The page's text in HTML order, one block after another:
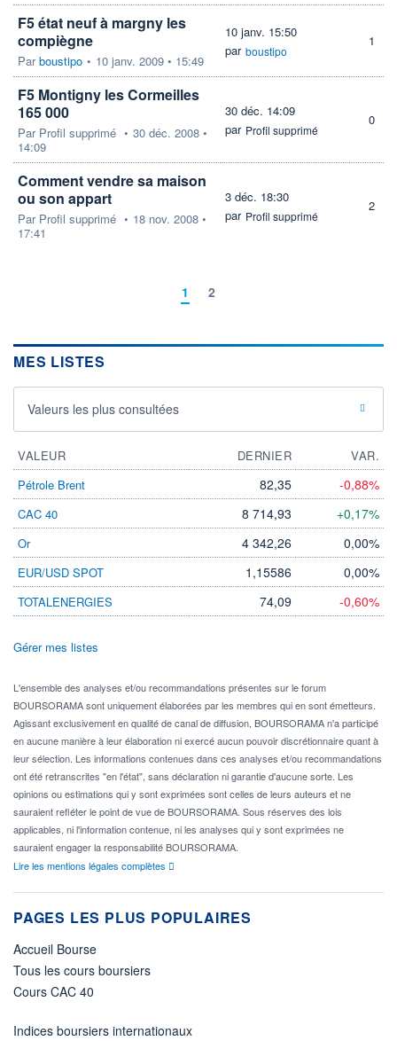
F5 état neuf à margny les
compiègne
Parboustipo • 10 janv. 2009 • 15:49
10 janv. 15:50
par boustipo
1
F5 Montigny les Cormeilles
165 000
Par Profil supprimé • 30 déc. 2008 •
14:09
30 déc. 14:09
par Profil supprimé
0
Comment vendre sa maison
ou son appart
Par Profil supprimé • 18 nov. 2008 •
17:41
3 déc. 18:30
par Profil supprimé
2
1 2
MES LISTES
Valeurs les plus consultées
VALEUR DERNIER
VAR.
Pétrole Brent
82,35 -0,88%
CAC 40 8 714,93 +0,17%
Or 4 342,26 0,00%
EUR/USD SPOT 1,15586 0,00%
TOTALENERGIES 74,09 -0,60%
Gérer mes listes
L'ensemble des analyses et/ou recommandations présentes sur le forum
BOURSORAMA sont uniquement élaborées par les membres qui en sont émetteurs.
Agissant exclusivement en qualité de canal de diffusion, BOURSORAMA n'a participé
en aucune manière à leur élaboration ni exercé aucun pouvoir discrétionnaire quant à
leur sélection. Les informations contenues dans ces analyses et/ou recommandations
ont été retranscrites "en l'état", sans déclaration ni garantie d'aucune sorte. Les
opinions ou estimations qui y sont exprimées sont celles de leurs auteurs et ne
sauraient refléter le point de vue de BOURSORAMA. Sous réserves des lois
applicables, ni l'information contenue, ni les analyses qui y sont exprimées ne
sauraient engager la responsabilité BOURSORAMA.
Lire les mentions légales complètes
PAGES LES PLUS POPULAIRES
Accueil Bourse
Tous les cours boursiers
Cours CAC 40
Indices boursiers internationaux